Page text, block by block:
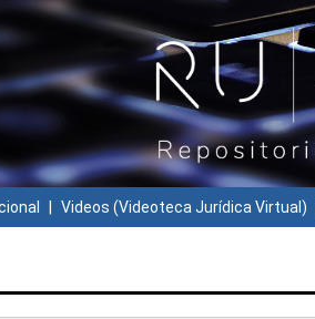
Videos (Videoteca Jurídica Virtual)